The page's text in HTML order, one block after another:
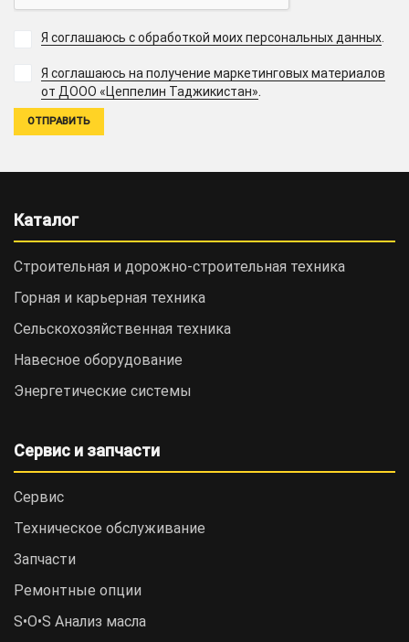
Я соглашаюсь с обработкой моих персональных данных.
Я соглашаюсь на получение маркетинговых материалов
от ДООО «Цеппелин Таджикистан».
Каталог
Строительная и дорожно-cтроительная техника
Горная и карьерная техника
Сельскохозяйственная техника
Навесное оборудование
Энергетические системы
Сервис и запчасти
Сервис
Техническое обслуживание
Запчасти
Ремонтные опции
S•O•S Анализ масла